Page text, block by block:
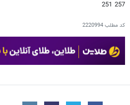
257 251
کد مطلب2220994